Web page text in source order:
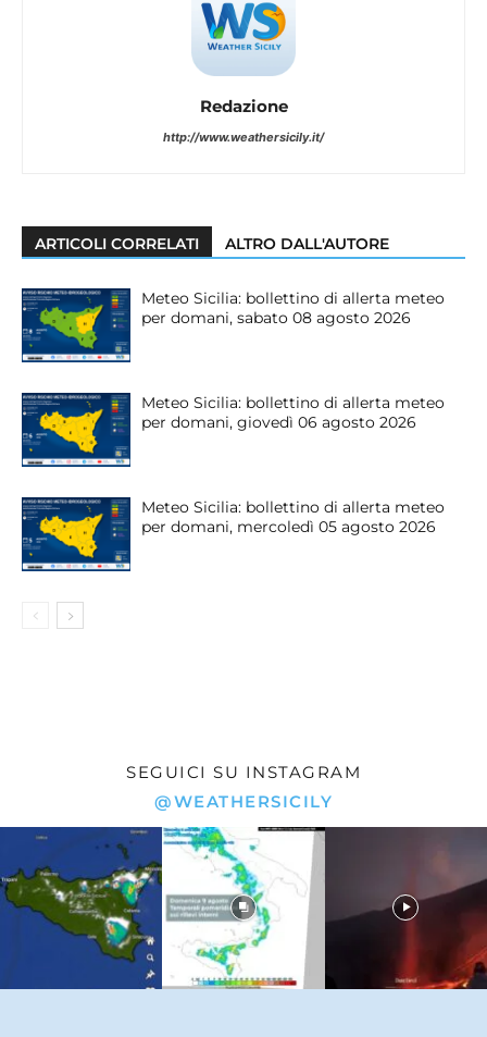
Redazione
http://www.weathersicily.it/
ARTICOLI CORRELATI ALTRO DALL'AUTORE
Meteo Sicilia: bollettino di allerta meteo
per domani, sabato 08 agosto 2026
Meteo Sicilia: bollettino di allerta meteo
per domani, giovedì 06 agosto 2026
Meteo Sicilia: bollettino di allerta meteo
per domani, mercoledì 05 agosto 2026
SEGUICI SU INSTAGRAM
@WEATHERSICILY